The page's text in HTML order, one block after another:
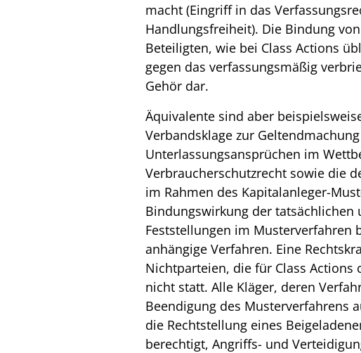
macht (Eingriff in das
Handlungsfreiheit). Die Bindung
Beteiligten, wie bei Class Actions
gegen das verfassungsmäßig
Gehör dar.
Äquivalente sind aber
Verbandsklage zur
Unterlassungsansprüchen im
Verbraucherschutzrecht sowie die
im Rahmen des Kapitalanleger-
Bindungswirkung der tatsächlichen
Feststellungen im Musterverfahren
anhängige Verfahren. Eine
Nichtparteien, die für Class
nicht statt. Alle Kläger, deren
Beendigung des Musterverfahrens
die Rechtstellung eines
berechtigt, Angriffs- und